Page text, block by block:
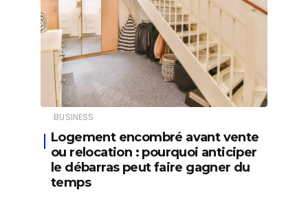
BUSINESS
Logement encombré avant vente
ou relocation : pourquoi anticiper
le débarras peut faire gagner du
temps